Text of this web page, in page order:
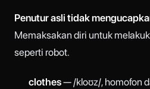
Penutur asli tidak
Memaksakan diri untuk
seperti robot.
clothes— /kloʊz/, homofon